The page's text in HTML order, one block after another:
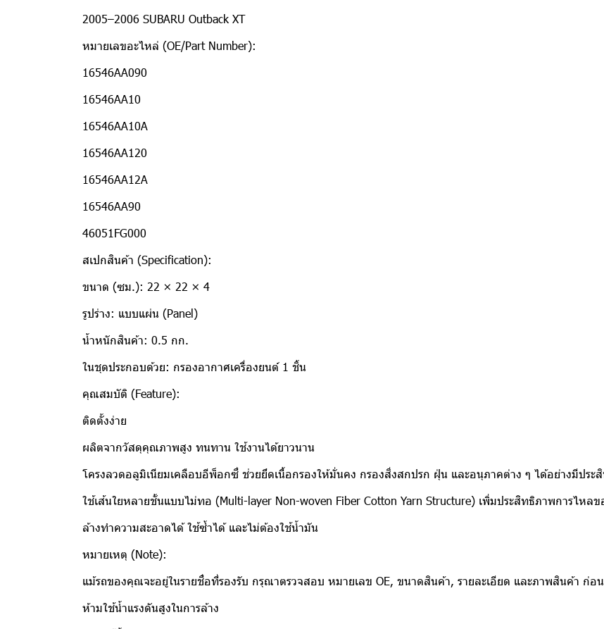
2005–2006 SUBARU Outback XT
หมายเลขอะไหล่ (OE/Part Number):
16546AA090
16546AA10
16546AA10A
16546AA120
16546AA12A
16546AA90
46051FG000
สเปกสินค้า (Specification):
ขนาด (ซม.): 22 × 22 × 4
รูปร่าง: แบบแผ่น (Panel)
น้ำหนักสินค้า: 0.5 กก.
ในชุดประกอบด้วย: กรองอากาศเครื่องยนต์ 1 ชิ้น
คุณสมบัติ (Feature):
ติดตั้งง่าย
ผลิตจากวัสดุคุณภาพสูง ทนทาน ใช้งานได้ยาวนาน
โครงลวดอลูมิเนียมเคลือบอีพ็อกซี่ ช่วยยึดเนื้อกรองให้มั่นคง กรองสิ่งสกปรก ฝุ่น และอนุภาคต่าง ๆ ได้อย่างมีประ
ใช้เส้นใยหลายชั้นแบบไม่ทอ (Multi-layer Non-woven Fiber Cotton Yarn Structure) เพิ่มประสิทธิภาพการไหล
ล้างทำความสะอาดได้ ใช้ซ้ำได้ และไม่ต้องใช้น้ำมัน
หมายเหตุ (Note):
แม้รถของคุณจะอยู่ในรายชื่อที่รองรับ กรุณาตรวจสอบ หมายเลข OE, ขนาดสินค้า, รายละเอียด และภาพสินค้า ก่อ
ห้ามใช้น้ำแรงดันสูงในการล้าง